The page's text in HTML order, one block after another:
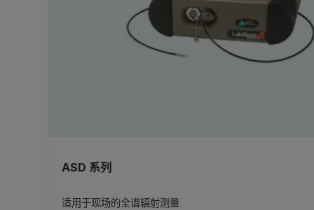
ASD 系列
适用于现场的全谱辐射测量